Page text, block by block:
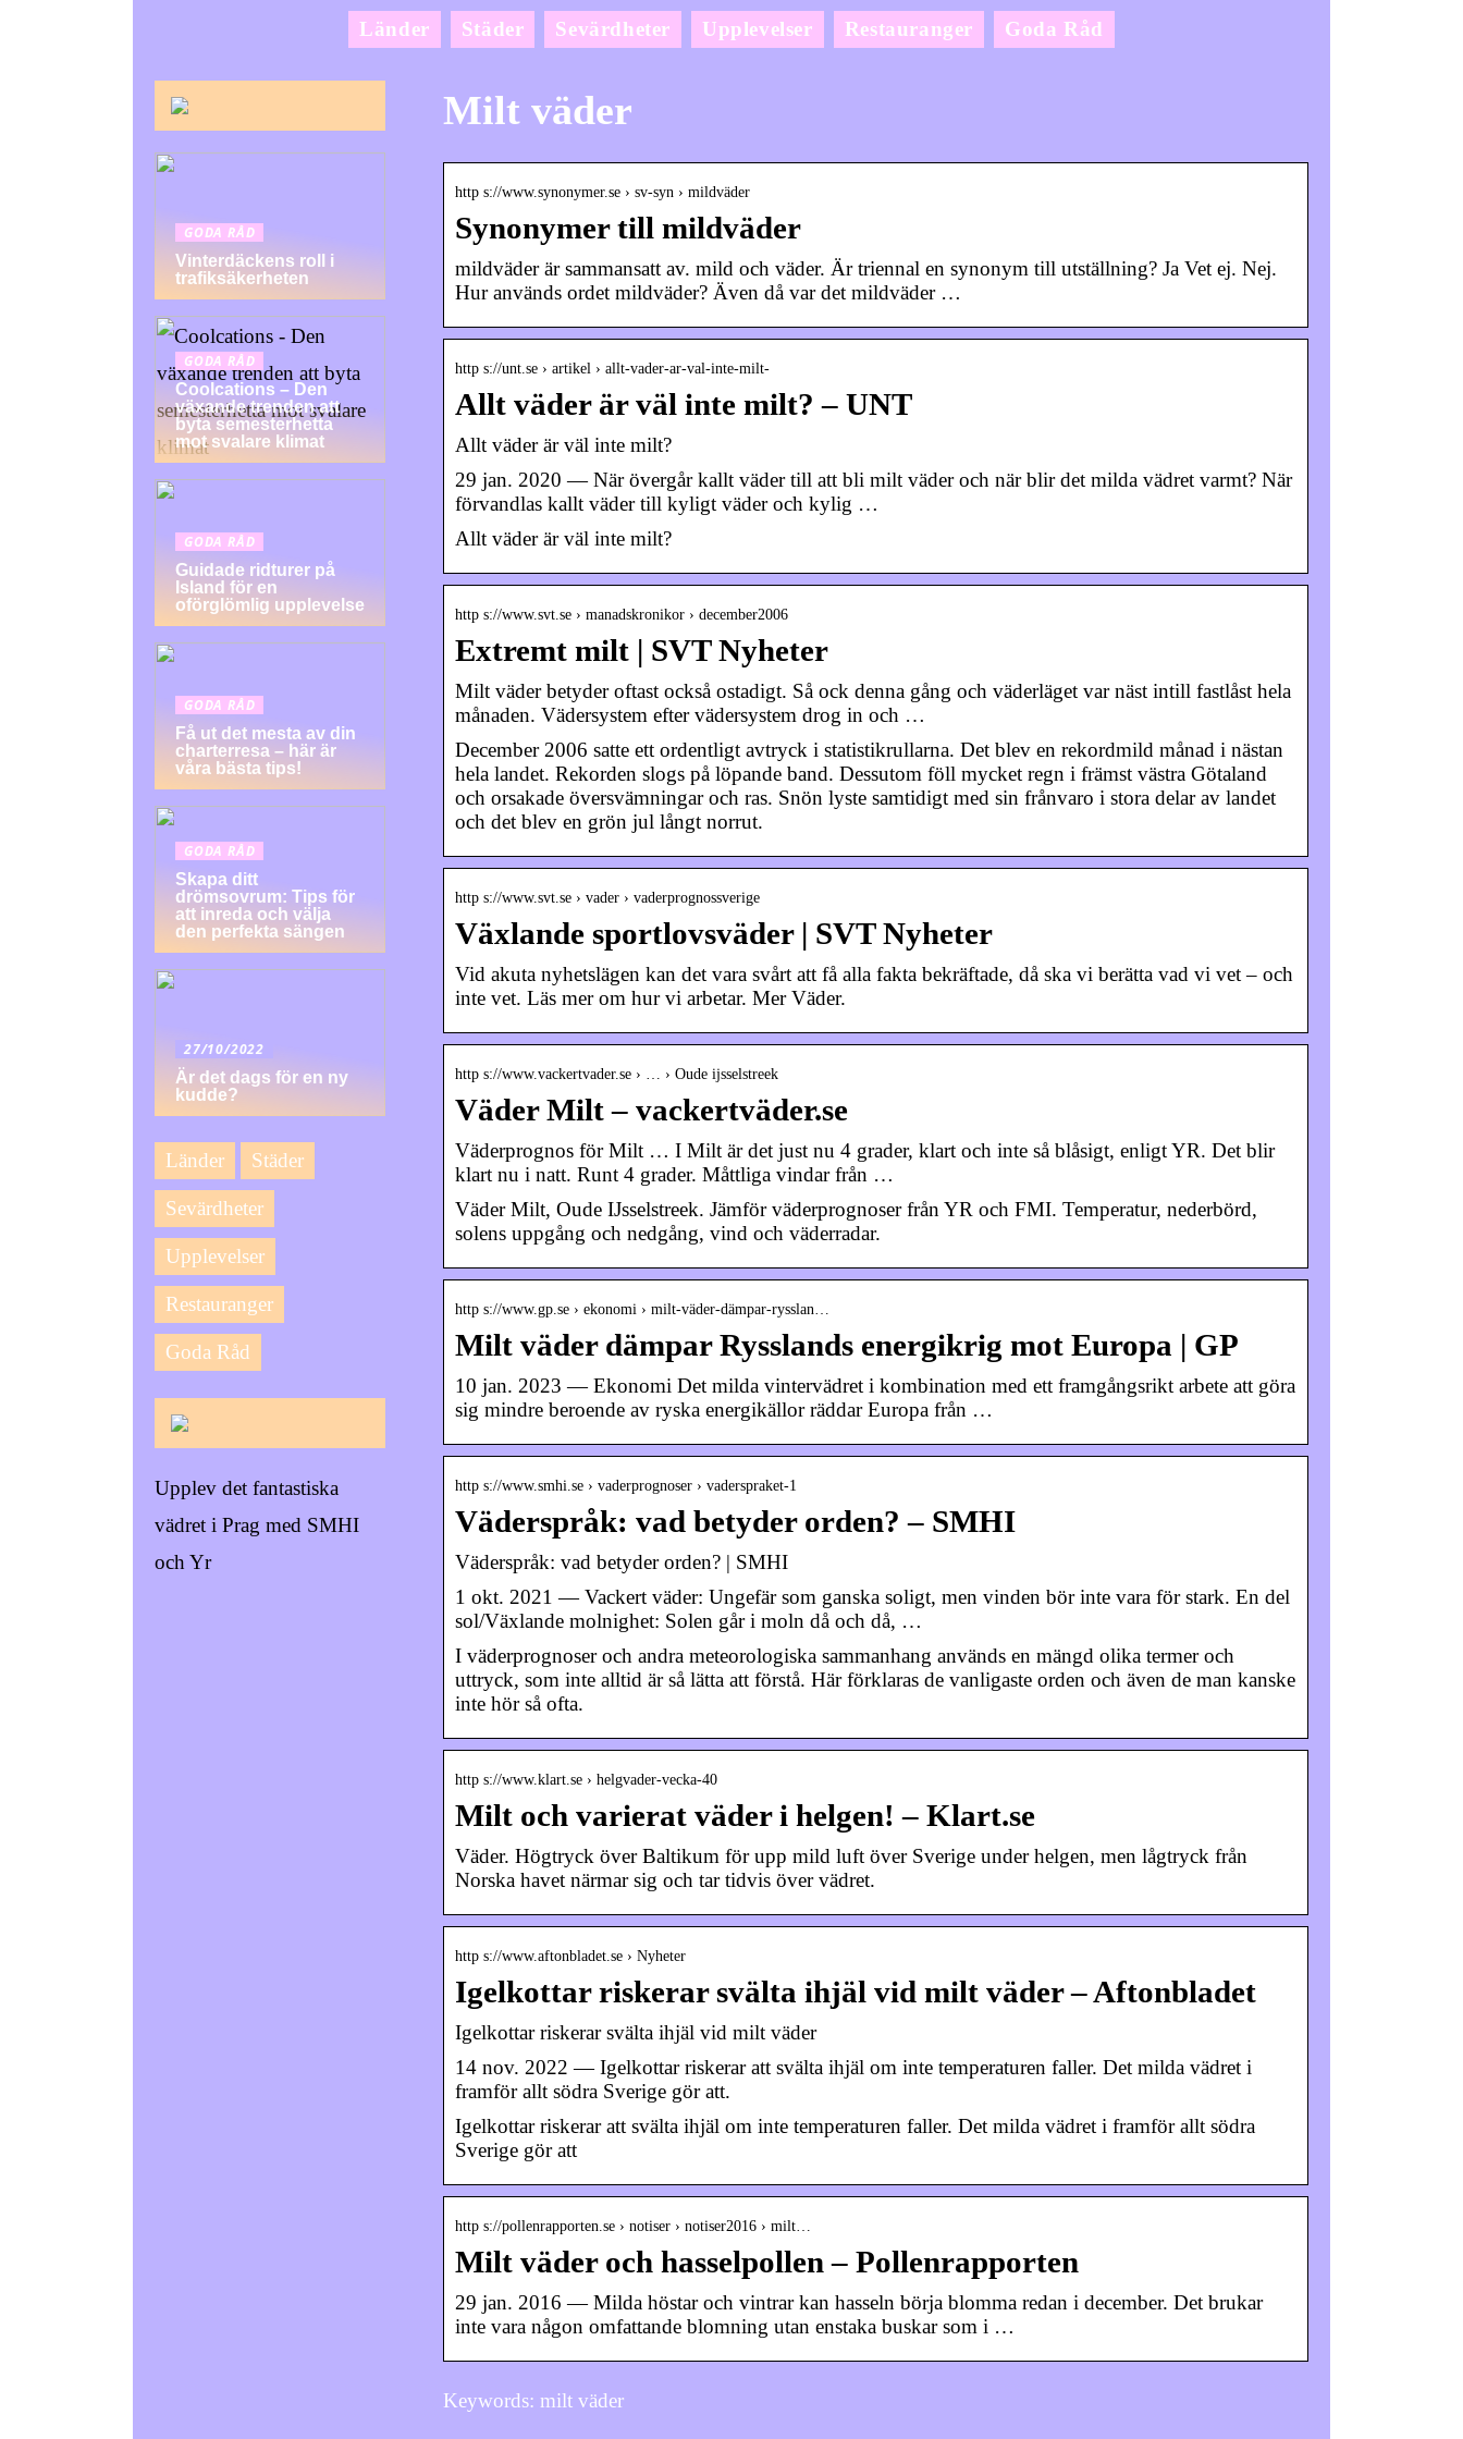
Länder Städer Sevärdheter Upplevelser Restauranger Goda Råd
Milt väder
http s://www.synonymer.se › sv-syn › mildväder
Synonymer till mildväder
mildväder är sammansatt av. mild och väder. Är triennal en synonym till utställning? Ja Vet ej. Nej.
Hur används ordet mildväder? Även då var det mildväder …
http s://unt.se › artikel › allt-vader-ar-val-inte-milt-
Allt väder är väl inte milt? – UNT
Allt väder är väl inte milt?
29 jan. 2020 — När övergår kallt väder till att bli milt väder och när blir det milda vädret varmt? När
förvandlas kallt väder till kyligt väder och kylig …
Allt väder är väl inte milt?
http s://www.svt.se › manadskronikor › december2006
Extremt milt | SVT Nyheter
Milt väder betyder oftast också ostadigt. Så ock denna gång och väderläget var näst intill fastlåst hela
månaden. Vädersystem efter vädersystem drog in och …
December 2006 satte ett ordentligt avtryck i statistikrullarna. Det blev en rekordmild månad i nästan
hela landet. Rekorden slogs på löpande band. Dessutom föll mycket regn i främst västra Götaland
och orsakade översvämningar och ras. Snön lyste samtidigt med sin frånvaro i stora delar av landet
och det blev en grön jul långt norrut.
http s://www.svt.se › vader › vaderprognossverige
Växlande sportlovsväder | SVT Nyheter
Vid akuta nyhetslägen kan det vara svårt att få alla fakta bekräftade, då ska vi berätta vad vi vet – och
inte vet. Läs mer om hur vi arbetar. Mer Väder.
http s://www.vackertvader.se › … › Oude ijsselstreek
Väder Milt – vackertväder.se
Väderprognos för Milt … I Milt är det just nu 4 grader, klart och inte så blåsigt, enligt YR. Det blir
klart nu i natt. Runt 4 grader. Måttliga vindar från …
Väder Milt, Oude IJsselstreek. Jämför väderprognoser från YR och FMI. Temperatur, nederbörd,
solens uppgång och nedgång, vind och väderradar.
http s://www.gp.se › ekonomi › milt-väder-dämpar-rysslan…
Milt väder dämpar Rysslands energikrig mot Europa | GP
10 jan. 2023 — Ekonomi Det milda vintervädret i kombination med ett framgångsrikt arbete att göra
sig mindre beroende av ryska energikällor räddar Europa från …
http s://www.smhi.se › vaderprognoser › vaderspraket-1
Väderspråk: vad betyder orden? – SMHI
Väderspråk: vad betyder orden? | SMHI
1 okt. 2021 — Vackert väder: Ungefär som ganska soligt, men vinden bör inte vara för stark. En del
sol/Växlande molnighet: Solen går i moln då och då, …
I väderprognoser och andra meteorologiska sammanhang används en mängd olika termer och
uttryck, som inte alltid är så lätta att förstå. Här förklaras de vanligaste orden och även de man kanske
inte hör så ofta.
http s://www.klart.se › helgvader-vecka-40
Milt och varierat väder i helgen! – Klart.se
Väder. Högtryck över Baltikum för upp mild luft över Sverige under helgen, men lågtryck från
Norska havet närmar sig och tar tidvis över vädret.
http s://www.aftonbladet.se › Nyheter
Igelkottar riskerar svälta ihjäl vid milt väder – Aftonbladet
Igelkottar riskerar svälta ihjäl vid milt väder
14 nov. 2022 — Igelkottar riskerar att svälta ihjäl om inte temperaturen faller. Det milda vädret i
framför allt södra Sverige gör att.
Igelkottar riskerar att svälta ihjäl om inte temperaturen faller. Det milda vädret i framför allt södra
Sverige gör att
http s://pollenrapporten.se › notiser › notiser2016 › milt…
Milt väder och hasselpollen – Pollenrapporten
29 jan. 2016 — Milda höstar och vintrar kan hasseln börja blomma redan i december. Det brukar
inte vara någon omfattande blomning utan enstaka buskar som i …
Keywords: milt väder
GODA RÅD
Vinterdäckens roll i
trafiksäkerheten
GODA RÅD
Coolcations – Den
växande trenden att
byta semesterhetta
mot svalare klimat
GODA RÅD
Guidade ridturer på
Island för en
oförglömlig upplevelse
GODA RÅD
Få ut det mesta av din
charterresa – här är
våra bästa tips!
GODA RÅD
Skapa ditt
drömsovrum: Tips för
att inreda och välja
den perfekta sängen
27/10/2022
Är det dags för en ny
kudde?
Länder Städer
Sevärdheter
Upplevelser
Restauranger
Goda Råd
Upplev det fantastiska
vädret i Prag med SMHI
och Yr